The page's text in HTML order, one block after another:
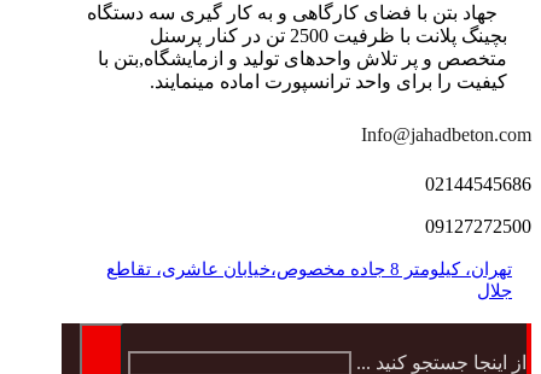
جهاد بتن با فضای کارگاهی و به کار گیری سه دستگاه
بچینگ پلانت با ظرفیت 2500 تن در کنار پرسنل
متخصص و پر تلاش واحدهای تولید و ازمایشگاه,بتن با
کیفیت را برای واحد ترانسپورت اماده مینمایند.
Info@jahadbeton.com
02144545686
09127272500
تهران، کیلومتر 8 جاده مخصوص،خیابان عاشری، تقاطع
جلال
از اینجا جستجو کنید ...